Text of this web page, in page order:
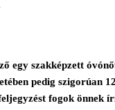
egy szakképzett
pedig szigorúan
fogok önnek